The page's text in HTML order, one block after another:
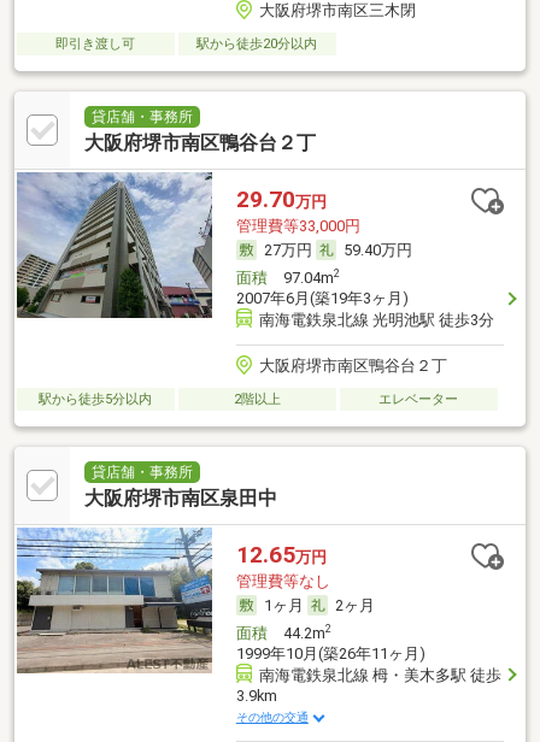
大阪府堺市南区三木閉
即引き渡し可 駅から徒歩20分以内
貸店舗・事務所
大阪府堺市南区鴨谷台２丁
29.70万円
管理費等33,000円
27万円
59.40万円
面積97.04m2
2007年6月(築19年3ヶ月)
南海電鉄泉北線 光明池駅 徒歩3分
大阪府堺市南区鴨谷台２丁
駅から徒歩5分以内 2階以上 エレベーター
貸店舗・事務所
大阪府堺市南区泉田中
12.65万円
管理費等なし
1ヶ月
2ヶ月
面積44.2m2
1999年10月(築26年11ヶ月)
南海電鉄泉北線 栂・美木多駅 徒歩
3.9km
その他の交通